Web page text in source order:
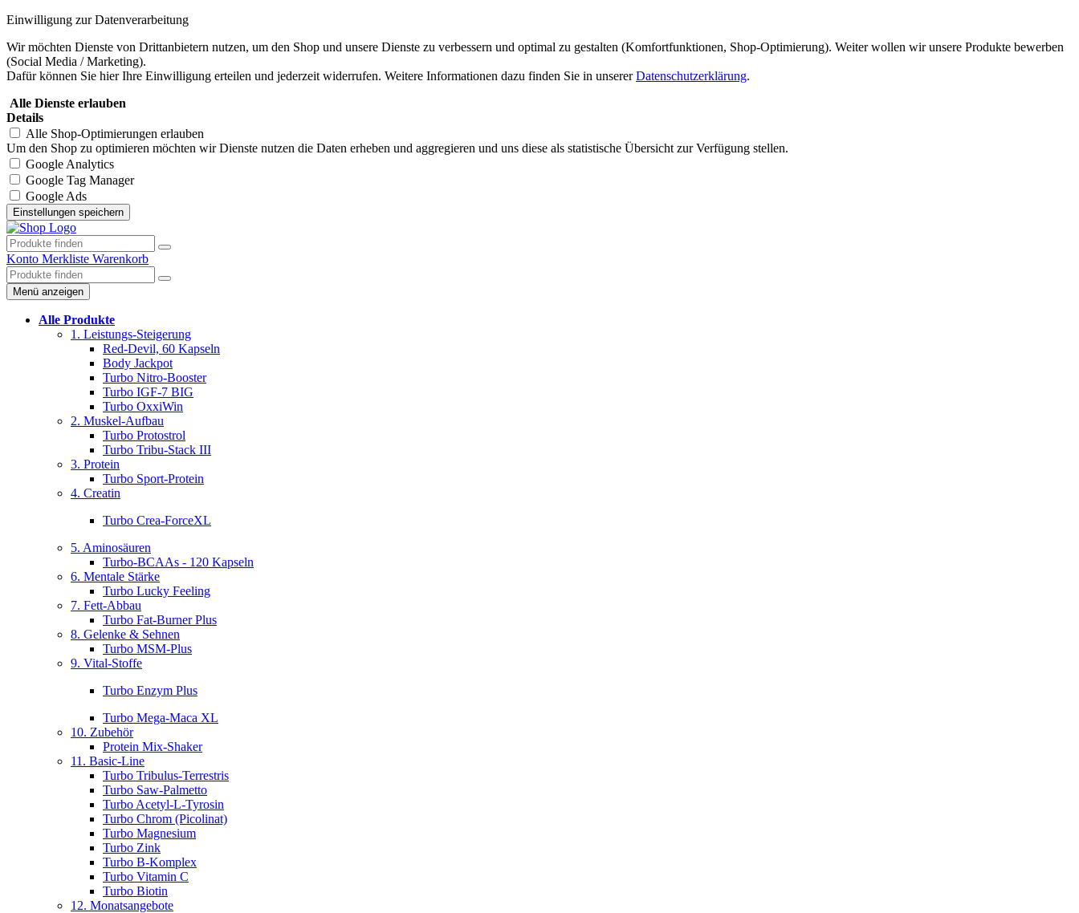
Einwilligung zur Datenverarbeitung
Wir möchten Dienste von Drittanbietern nutzen, um den Shop und unsere Dienste zu verbessern und optimal zu gestalten (Komfortfunktionen, Shop-Optimierung). Weiter wollen wir unsere Produkte bewerben
(Social Media / Marketing).
Dafür können Sie hier Ihre Einwilligung erteilen und jederzeit widerrufen. Weitere Informationen dazu finden Sie in unsererDatenschutzerklärung.
Alle Dienste erlauben
Details
Alle Shop-Optimierungen erlauben
Um den Shop zu optimieren möchten wir Dienste nutzen die Daten erheben und aggregieren und uns diese als statistische Übersicht zur Verfügung stellen.
Google Analytics
Google Tag Manager
Google Ads
Konto Merkliste Warenkorb
Menü anzeigen
Alle Produkte
1. Leistungs-Steigerung
Red-Devil, 60 Kapseln
Body Jackpot
Turbo Nitro-Booster
Turbo IGF-7 BIG
Turbo OxxiWin
2. Muskel-Aufbau
Turbo Protostrol
Turbo Tribu-Stack III
3. Protein
Turbo Sport-Protein
4. Creatin
Turbo Crea-ForceXL
5. Aminosäuren
Turbo-BCAAs - 120 Kapseln
6. Mentale Stärke
Turbo Lucky Feeling
7. Fett-Abbau
Turbo Fat-Burner Plus
8. Gelenke & Sehnen
Turbo MSM-Plus
9. Vital-Stoffe
Turbo Enzym Plus
Turbo Mega-Maca XL
10. Zubehör
Protein Mix-Shaker
11. Basic-Line
Turbo Tribulus-Terrestris
Turbo Saw-Palmetto
Turbo Acetyl-L-Tyrosin
Turbo Chrom (Picolinat)
Turbo Magnesium
Turbo Zink
Turbo B-Komplex
Turbo Vitamin C
Turbo Biotin
12. Monatsangebote